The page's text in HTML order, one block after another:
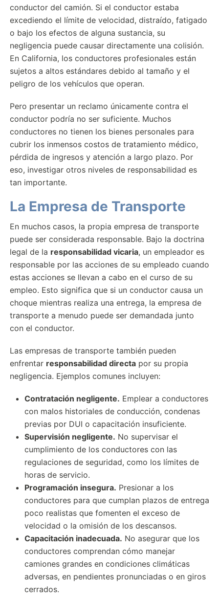
conductor del camión. Si el conductor estaba
excediendo el límite de velocidad, distraído, fatigado
o bajo los efectos de alguna sustancia, su
negligencia puede causar directamente una colisión.
En California, los conductores profesionales están
sujetos a altos estándares debido al tamaño y el
peligro de los vehículos que operan.
Pero presentar un reclamo únicamente contra el
conductor podría no ser suficiente. Muchos
conductores no tienen los bienes personales para
cubrir los inmensos costos de tratamiento médico,
pérdida de ingresos y atención a largo plazo. Por
eso, investigar otros niveles de responsabilidad es
tan importante.
La Empresa de Transporte
En muchos casos, la propia empresa de transporte
puede ser considerada responsable. Bajo la doctrina
legal de la responsabilidad vicaria, un empleador es
responsable por las acciones de su empleado cuando
estas acciones se llevan a cabo en el curso de su
empleo. Esto significa que si un conductor causa un
choque mientras realiza una entrega, la empresa de
transporte a menudo puede ser demandada junto
con el conductor.
Las empresas de transporte también pueden
enfrentar responsabilidad directa por su propia
negligencia. Ejemplos comunes incluyen:
Contratación negligente. Emplear a conductores
con malos historiales de conducción, condenas
previas por DUI o capacitación insuficiente.
Supervisión negligente. No supervisar el
cumplimiento de los conductores con las
regulaciones de seguridad, como los límites de
horas de servicio.
Programación insegura. Presionar a los
conductores para que cumplan plazos de entrega
poco realistas que fomenten el exceso de
velocidad o la omisión de los descansos.
Capacitación inadecuada. No asegurar que los
conductores comprendan cómo manejar
camiones grandes en condiciones climáticas
adversas, en pendientes pronunciadas o en giros
cerrados.